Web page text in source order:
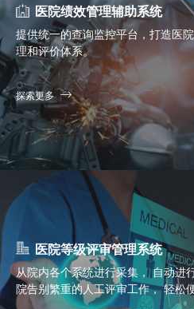
医院绩效管理辅助系统
提供统一的查询监控平台，打造医
理和评价体系。
探索更多
医院等级评审管理系统
从院内各个系统进行采集， 自动进
院告别繁重的人工评审工作， 轻松